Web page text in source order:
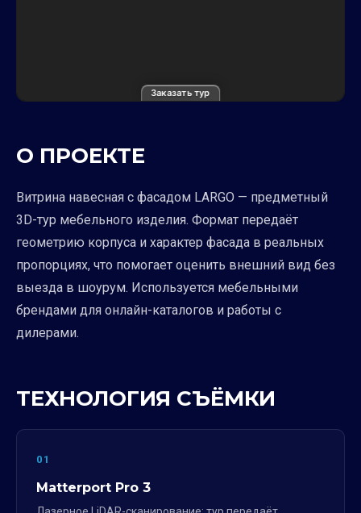
Заказать тур
О ПРОЕКТЕ
Витрина навесная с фасадом LARGO — предметный
3D-тур мебельного изделия. Формат передаёт
геометрию корпуса и характер фасада в реальных
пропорциях, что помогает оценить внешний вид без
выезда в шоурум. Используется мебельными
брендами для онлайн-каталогов и работы с
дилерами.
ТЕХНОЛОГИЯ СЪЁМКИ
01
Matterport Pro 3